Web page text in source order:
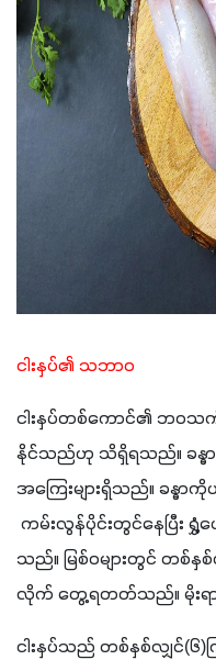
ငါးနှပ်၏ သဘာဝ
ငါးနှပ်တစ်ကောင်၏ ဘဝ
နိုင်သည်ဟု သိရှိရသည်။ ခန္
အကြေးများရှိသည်။ ခန္ဓာ
ကမ်းလွန်ပိုင်းတွင်နေပြီး
သည်။ မြစ်ဝများတွင် တစ်နှ
လိုက် တွေ့ရတတ်သည်။ မိုးရာ
ငါးနှပ်သည် တစ်နှစ်လျှင်(၆)က